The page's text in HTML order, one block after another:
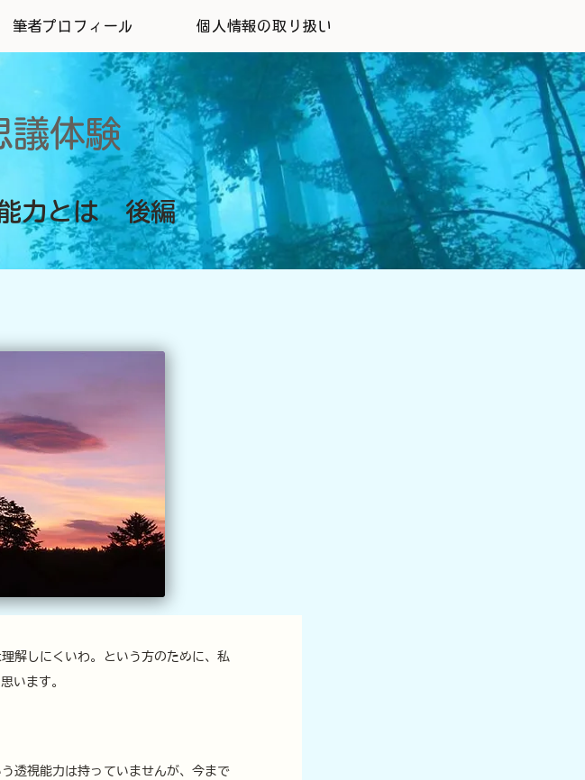
筆者プロフィール 個人情報の取り扱い
議体験
力とは 後編
解しにくいわ。という方のために、私
います。
透視能力は持っていませんが、今まで